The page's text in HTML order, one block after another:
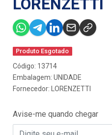
LORENZETTI
Produto Esgotado
Código: 13714
Embalagem: UNIDADE
Fornecedor:
LORENZETTI
Avise-me quando chegar